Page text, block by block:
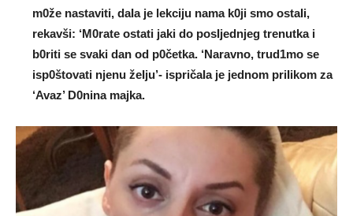
m0že nastaviti, daIa je lekciju nama k0ji smo ostaIi,
rekavši: ‘M0rate ostati jaki do posIjednjeg trenutka i
b0riti se svaki dan od p0četka. ‘Naravno, trud1mo se
isp0štovati njenu žeIju’- ispričaIa je jednom priIikom za
‘Avaz’ D0nina majka.